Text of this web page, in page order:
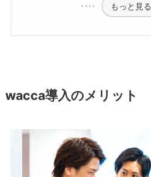
もっと見る
wacca導入のメリット